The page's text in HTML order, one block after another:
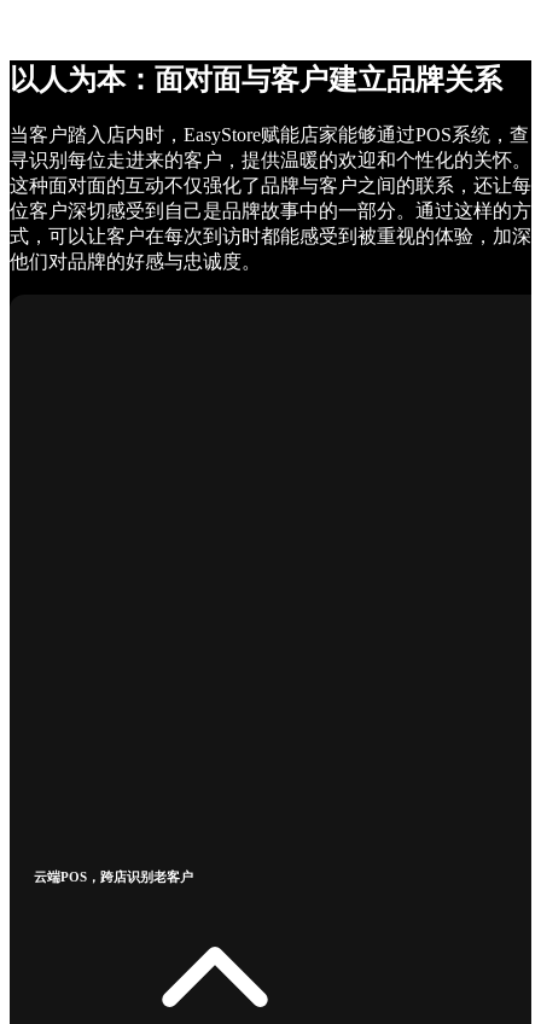
以人为本：面对面与客户建立品牌关系
当客户踏入店内时，EasyStore赋能店家能够通过POS系统，查
寻识别每位走进来的客户，提供温暖的欢迎和个性化的关怀。
这种面对面的互动不仅强化了品牌与客户之间的联系，还让每
位客户深切感受到自己是品牌故事中的一部分。通过这样的方
式，可以让客户在每次到访时都能感受到被重视的体验，加深
他们对品牌的好感与忠诚度。
云端POS，跨店识别老客户